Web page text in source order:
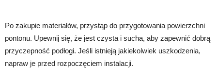
Po zakupie materiałów, przystąp do przygotowania powierzchni
pontonu. Upewnij się, że jest czysta i sucha, aby zapewnić dobrą
przyczepność podłogi. Jeśli istnieją jakiekolwiek uszkodzenia,
napraw je przed rozpoczęciem instalacji.